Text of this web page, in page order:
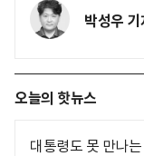
박성우 기
오늘의 핫뉴스
대통령도 못 만나